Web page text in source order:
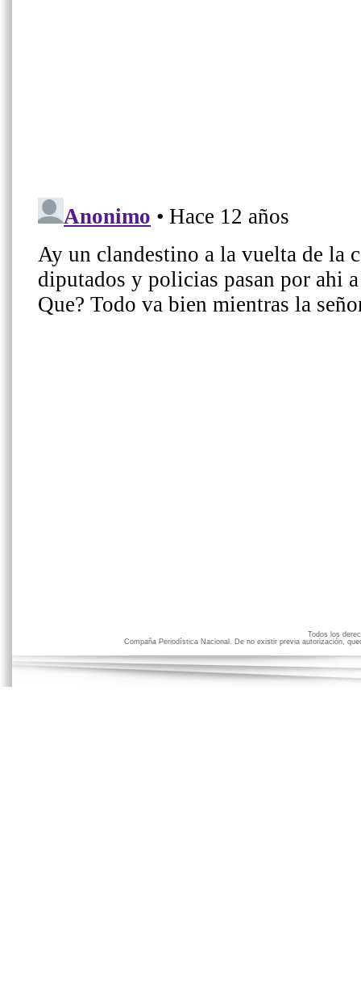
Todos los
Compaña Periodística Nacional. De no existir previa autorización,